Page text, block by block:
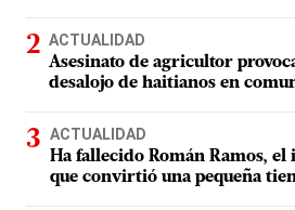
ACTUALIDAD
Asesinato de agricultor
desalojo de haitianos en
ACTUALIDAD
Ha fallecido Román Ramos,
que convirtió una pequeña